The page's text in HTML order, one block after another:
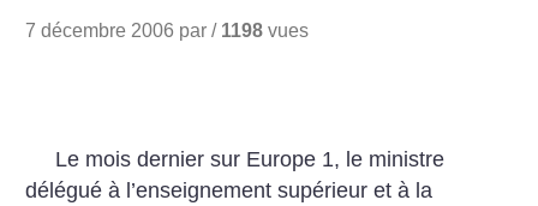
7 décembre 2006 par / 1198 vues
Le mois dernier sur Europe 1, le ministre
délégué à l’enseignement supérieur et à la